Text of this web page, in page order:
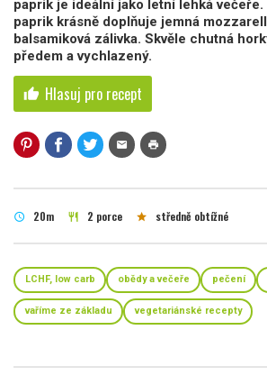
paprik je ideální jako letní lehká
paprik krásně doplňuje jemná
balsamiková zálivka. Skvěle chutná
předem a vychlazený.
thumb_up Hlasuj pro recept
mail print
schedule 20m restaurant 2 porce star středně obtížné
LCHF, low carb obědy a večeře pečení
vaříme ze základu vegetariánské recepty